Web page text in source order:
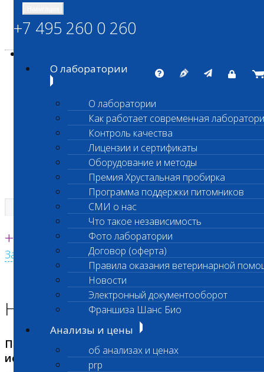
ШАНС БИО
Независимая ветеринарная лаборатория
Единая круглосуточная справочная
+7 495 260 0 260
Заказать звонок с сайта
+7 495 260 0 260
О лаборатории
О лаборатории
Как работает современная
Контроль качества
Лицензии и сертификаты
Оборудование и методы
Премия Хрустальная пробирка
Программа поддержки питомников
СМИ о нас
Что такое независимость
Фото лаборатории
Договор (оферта)
Правила оказания ветеринарной
Новости
Электронный документооборот
Франшиза Шанс Био
Анализы и цены
об анализах и ценах
prp
Главная страница
Новости лаборатории
Приостановка срочных биохимических
исследований